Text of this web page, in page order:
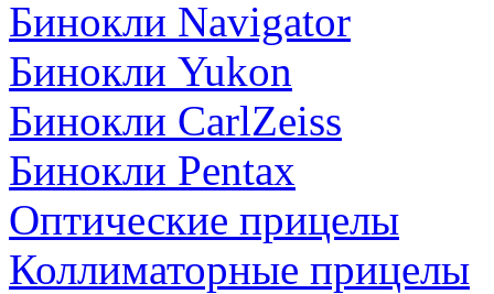
Бинокли Navigator
Бинокли Yukon
Бинокли CarlZeiss
Бинокли Pentax
Оптические прицелы
Коллиматорные прицелы